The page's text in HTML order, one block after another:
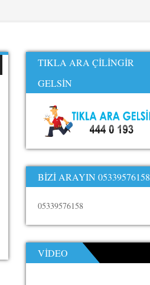
TIKLA ARA ÇILINGIR
GELSIN
BIZI ARAYIN 05339576158
05339576158
VIDEO